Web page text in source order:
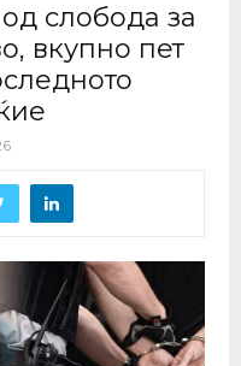
слобода за
вкупно пет